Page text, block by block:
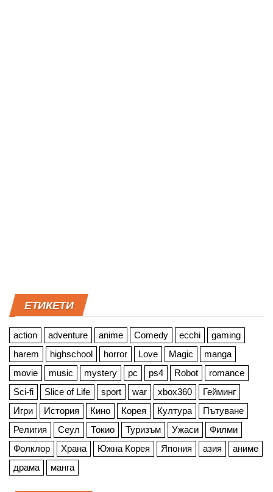
ЕТИКЕТИ
action adventure anime Comedy ecchi
gaming
harem
highschool horror Love Magic
manga
movie
music mystery pc ps4 Robot
romance
Sci-fi
Slice of Life sport war xbox360
Гейминг
Игри
История Кино Корея Култура
Пътуване
Религия
Сеул Токио Туризъм Ужаси
Филми
Фолклор
Храна Южна Корея Япония азия
аниме
драма
манга